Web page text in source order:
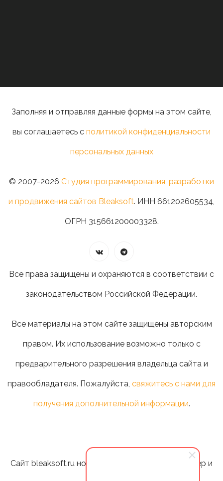
Заполняя и отправляя данные формы на этом сайте,
вы соглашаетесь с политикой конфиденциальности
персональных данных
© 2007-2026 Студия программирования, разработки
и продвижения сайтов Bleaksoft. ИНН 661202605534,
ОГРН 315661200003328.
Все права защищены и охраняются в соответствии с
законодательством Российской Федерации.
Все материалы на этом сайте защищены авторским
правом. Их использование возможно только с
предварительного разрешения владельца сайта и
правообладателя. Пожалуйста, свяжитесь с нами для
получения дополнительной информации.
Сайт bleaksoft.ru носит информационный характер и